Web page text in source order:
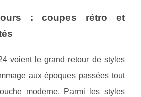
: coupes rétro et
voient le grand retour de styles
aux époques passées tout
moderne. Parmi les styles